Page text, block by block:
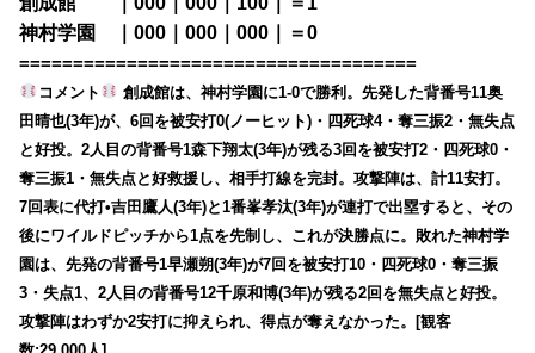
神村学園 ｜000｜000｜000｜＝0
=====================================
コメント
創成館は、神村学園に1-0で勝利。先発した背番号11奥
田晴也(3年)が、6回を被安打0(ノーヒット)・四死球4・奪三振2・無失点
と好投。2人目の背番号1森下翔太(3年)が残る3回を被安打2・四死球0・
奪三振1・無失点と好救援し、相手打線を完封。攻撃陣は、計11安打。
7回表に代打•吉田鷹人(3年)と1番峯孝汰(3年)が連打で出塁すると、その
後にワイルドピッチから1点を先制し、これが決勝点に。敗れた神村学
園は、先発の背番号1早瀬朔(3年)が7回を被安打10・四死球0・奪三振
3・失点1、2人目の背番号12千原和博(3年)が残る2回を無失点と好投。
攻撃陣はわずか2安打に抑えられ、得点が奪えなかった。[観客